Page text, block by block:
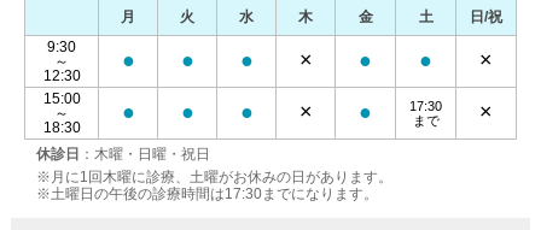
休診日 ：木曜・日曜・祝日
※月に1回木曜に診療、土曜がお休みの日があります。
※土曜日の午後の診療時間は17:30までになります。
月 火 水 木 金 土
日/祝
9:30
～
12:30
● ● ● × ● ● ×
15:00
～
18:30
● ● ● × ●
17:30
まで
×